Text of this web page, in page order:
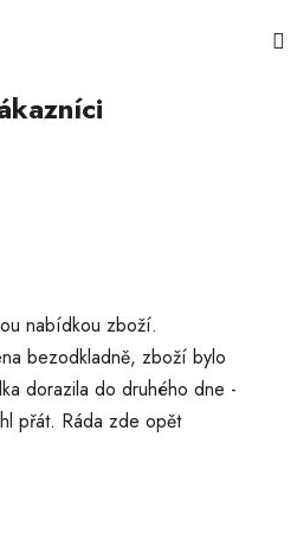
5 hvězdiček.
5 hvězdiček.
nabídkou zboží.
bezodkladně, zboží bylo
dorazila do druhého dne -
přát. Ráda zde opět
5 hvězdiček.